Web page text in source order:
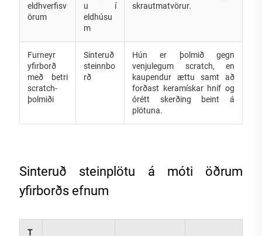
eldhverfisv
örum
u í
eldhúsu
m
skrautmatvörur.
Furneyr
yfirborð
með betri
scratch-
þolmiði
Sinteruð
steinnbo
rð
Hún er þolmið gegn
venjulegum scratch, en
kaupendur ættu samt að
forðast keramískar hníf og
órétt skerðing beint á
plötuna.
Sinteruð steinplötu á móti öðrum
yfirborðs efnum
T